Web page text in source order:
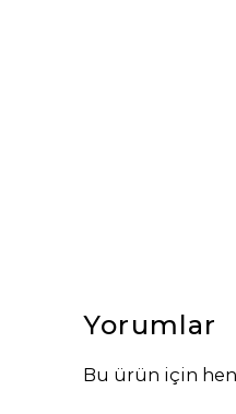
Yorumlar
Bu ürün için